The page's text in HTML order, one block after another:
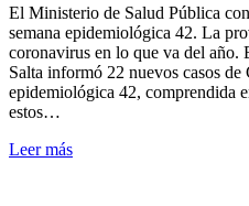
El Ministerio de Salud Pública
semana epidemiológica 42. La
coronavirus en lo que va del
Salta informó 22 nuevos casos
epidemiológica 42, comprendida
estos…
Leer más